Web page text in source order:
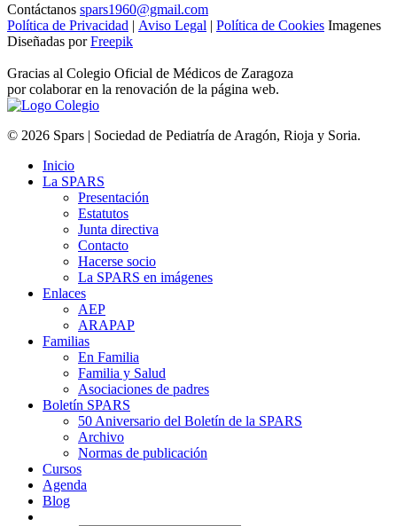
Contáctanos spars1960@gmail.com
Política de Privacidad | Aviso Legal | Política de Cookies Imagenes
Diseñadas porFreepik
Gracias al Colegio Oficial de Médicos de Zaragoza
por colaborar en la renovación de la página web.
© 2026 Spars | Sociedad de Pediatría de Aragón, Rioja y Soria.
Inicio
La SPARS
Presentación
Estatutos
Junta directiva
Contacto
Hacerse socio
La SPARS en imágenes
Enlaces
AEP
ARAPAP
Familias
En Familia
Familia y Salud
Asociaciones de padres
Boletín SPARS
50 Aniversario del Boletín de la SPARS
Archivo
Normas de publicación
Cursos
Agenda
Blog